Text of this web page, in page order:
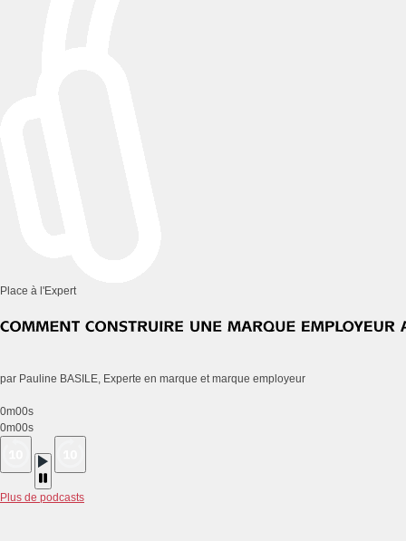
Place à l'Expert
par Pauline BASILE, Experte en marque et marque employeur
0m00s
0m00s
Plus de podcasts